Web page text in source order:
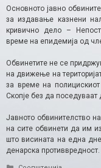
Основното јавно
за издавање казнени
кривично дело –
време на епидемија од
Обвинетите не се
на движење на
за време на
Скопје без да
Јавното обвинителство
на сите обвинети да им
што висината на една
денарска противвредност.
Categories